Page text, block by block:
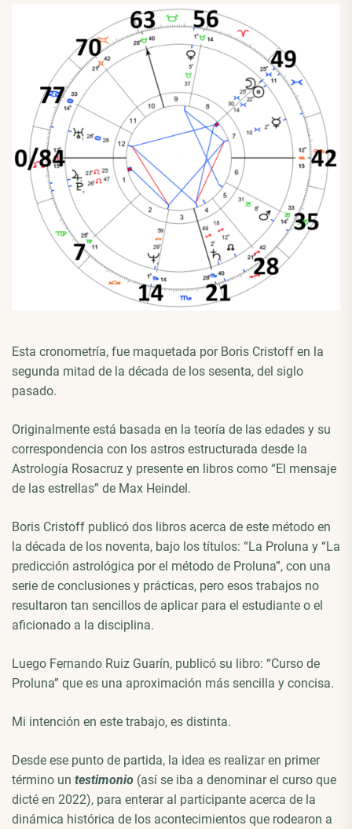
Esta cronometría, fue maquetada por Boris Cristoff en la
segunda mitad de la década de los sesenta, del siglo
pasado.
Originalmente está basada en la teoría de las edades y su
correspondencia con los astros estructurada desde la
Astrología Rosacruz y presente en libros como “El mensaje
de las estrellas” de Max Heindel.
Boris Cristoff publicó dos libros acerca de este método en
la década de los noventa, bajo los títulos: “La Proluna y “La
predicción astrológica por el método de Proluna”, con una
serie de conclusiones y prácticas, pero esos trabajos no
resultaron tan sencillos de aplicar para el estudiante o el
aficionado a la disciplina.
Luego Fernando Ruiz Guarín, publicó su libro: “Curso de
Proluna” que es una aproximación más sencilla y concisa.
Mi intención en este trabajo, es distinta.
Desde ese punto de partida, la idea es realizar en primer
término un testimonio (así se iba a denominar el curso que
dicté en 2022), para enterar al participante acerca de la
dinámica histórica de los acontecimientos que rodearon a